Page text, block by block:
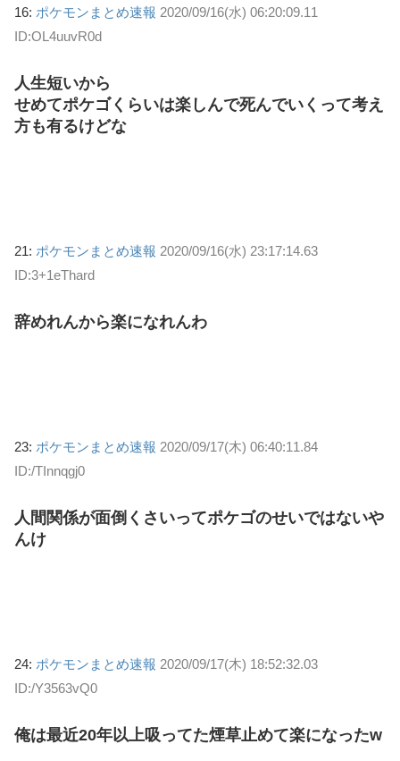
16: ポケモンまとめ速報 2020/09/16(水) 06:20:09.11
ID:OL4uuvR0d
人生短いから
せめてポケゴくらいは楽しんで死んでいくって考え
方も有るけどな
21: ポケモンまとめ速報 2020/09/16(水) 23:17:14.63
ID:3+1eThard
辞めれんから楽になれんわ
23: ポケモンまとめ速報 2020/09/17(木) 06:40:11.84
ID:/TInnqgj0
人間関係が面倒くさいってポケゴのせいではないや
んけ
24: ポケモンまとめ速報 2020/09/17(木) 18:52:32.03
ID:/Y3563vQ0
俺は最近20年以上吸ってた煙草止めて楽になったw